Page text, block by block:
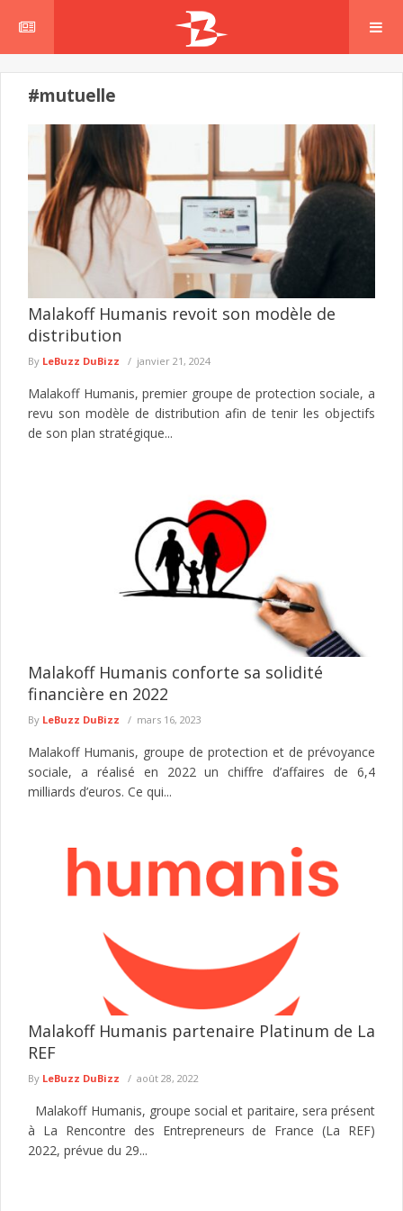
#mutuelle
Malakoff Humanis revoit son modèle de
distribution
By LeBuzz DuBizz janvier 21, 2024
Malakoff Humanis, premier groupe de protection sociale, a
revu son modèle de distribution afin de tenir les objectifs
de son plan stratégique...
Malakoff Humanis conforte sa solidité
financière en 2022
By LeBuzz DuBizz mars 16, 2023
Malakoff Humanis, groupe de protection et de prévoyance
sociale, a réalisé en 2022 un chiffre d’affaires de 6,4
milliards d’euros. Ce qui...
Malakoff Humanis partenaire Platinum de La
REF
By LeBuzz DuBizz août 28, 2022
Malakoff Humanis, groupe social et paritaire, sera présent
à La Rencontre des Entrepreneurs de France (La REF)
2022, prévue du 29...